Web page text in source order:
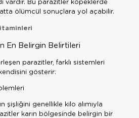
ölümcül sonuçlara yol açabilir.
En Belirgin Belirtileri
parazitler, farklı sistemleri
gösterir:
şişliğini genellikle kilo alımıyla
karın bölgesinde belirgin bir